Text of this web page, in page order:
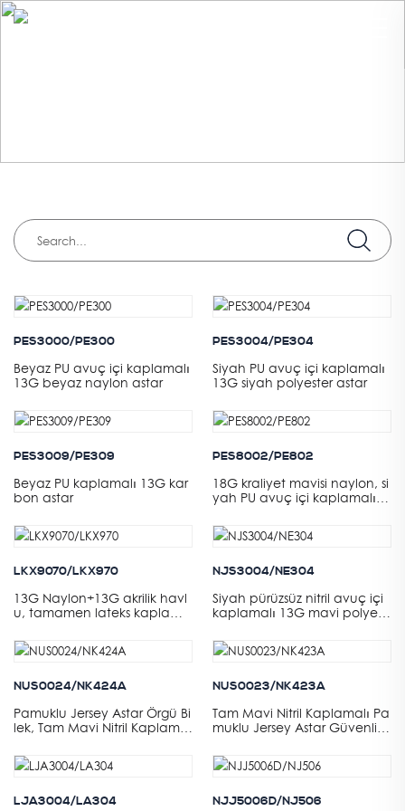
PES3000/PE300
Beyaz PU avuç içi kaplamalı
13G beyaz naylon astar
PES3004/PE304
Siyah PU avuç içi kaplamalı
13G siyah polyester astar
PES3009/PE309
Beyaz PU kaplamalı 13G kar
bon astar
PES8002/PE802
18G kraliyet mavisi naylon, si
yah PU avuç içi kaplamalı, e
LKX9070/LKX970
13G Naylon+13G akrilik havl
u, tamamen lateks kaplama
lateks kaplama
NJS3004/NE304
Siyah pürüzsüz nitril avuç içi
kaplamalı 13G mavi polyest
NUS0024/NK424A
Pamuklu Jersey Astar Örgü Bi
lek, Tam Mavi Nitril Kaplamal
NUS0023/NK423A
Tam Mavi Nitril Kaplamalı Pa
muklu Jersey Astar Güvenlik
LJA3004/LA304 NJJ5006D/NJ506